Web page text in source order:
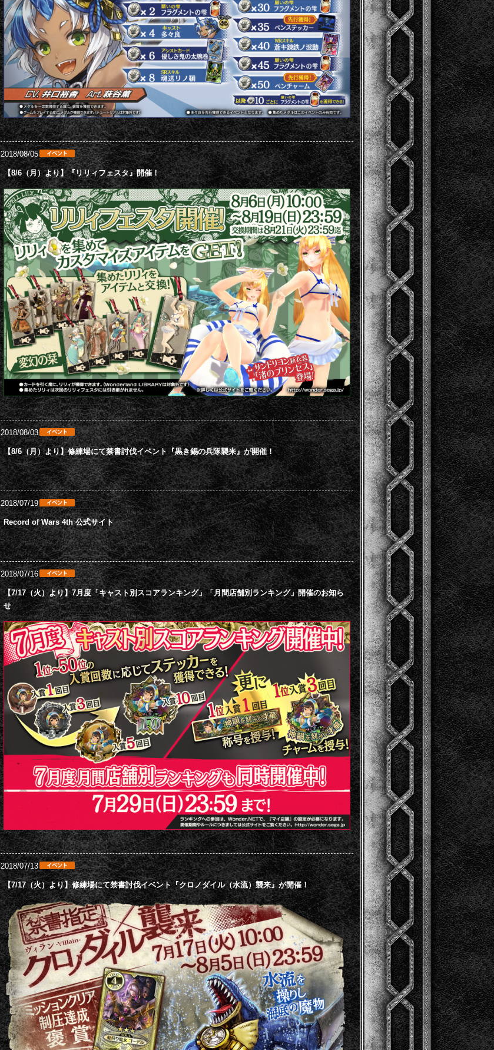
2018/08/05
【8/6（月）より】『リリィフェスタ』開催！
2018/08/03
【8/6（月）より】修練場にて禁書討伐イベント『黒き錫の兵隊襲来』が開催！
2018/07/19
Record of Wars 4th 公式サイト
2018/07/16
【7/17（火）より】7月度「キャスト別スコアランキング」「月間店舗別ランキング」開催のお知ら
せ
2018/07/13
【7/17（火）より】修練場にて禁書討伐イベント『クロノダイル（水流）襲来』が開催！